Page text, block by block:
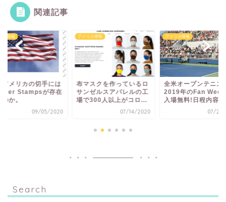
関連記事
リカ情報
スクを作っているロ
ゼルスアパレルの工
300人以上がコロ...
07/14/2020
アメリカ情報
全米オープンテニス
2019年のFan Weekは
入場無料!日程内容...
07/28/2019
アメリカ情報
ハロウィン・ロサ
スで子供達に人気
プキンパッチ！
10/
Search